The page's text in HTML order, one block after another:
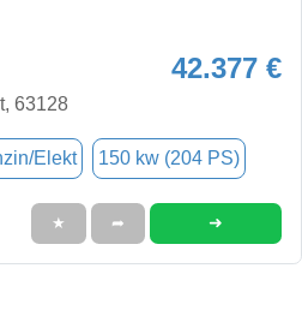
42.377 €
63128
Elekt 150 kw (204 PS)
★ ➦ ➜